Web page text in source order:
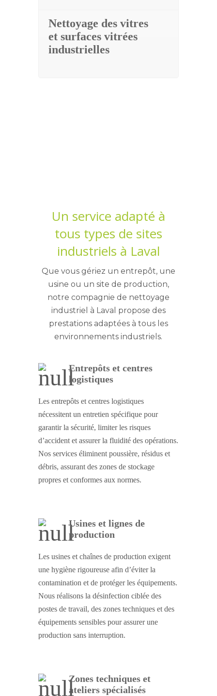
Nettoyage des vitres
et surfaces vitrées
industrielles
Un service adapté à
tous types de sites
industriels à Laval
Que vous gériez un entrepôt, une
usine ou un site de production,
notre compagnie de nettoyage
industriel à Laval propose des
prestations adaptées à tous les
environnements industriels.
Entrepôts et centres
logistiques
Les entrepôts et centres logistiques
nécessitent un entretien spécifique pour
garantir la sécurité, limiter les risques
d’accident et assurer la fluidité des opérations.
Nos services éliminent poussière, résidus et
débris, assurant des zones de stockage
propres et conformes aux normes.
Usines et lignes de
production
Les usines et chaînes de production exigent
une hygiène rigoureuse afin d’éviter la
contamination et de protéger les équipements.
Nous réalisons la désinfection ciblée des
postes de travail, des zones techniques et des
équipements sensibles pour assurer une
production sans interruption.
Zones techniques et
ateliers spécialisés